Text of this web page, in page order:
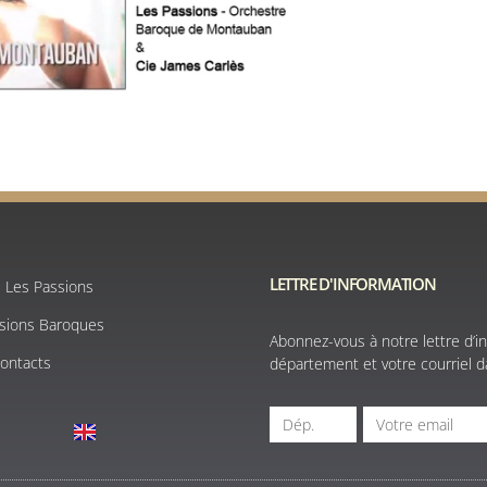
Passions
Baroques
LETTRE D'INFORMATION
Abonnez-vous à notre lettre
département et votre courriel